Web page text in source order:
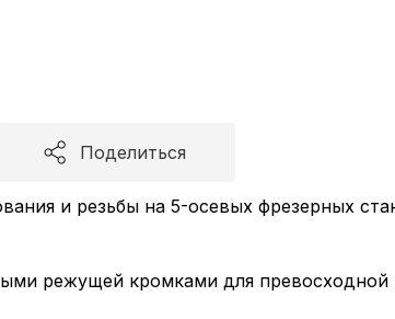
Поделиться
и резьбы на 5-осевых фрезерных
режущей кромками для превосходной